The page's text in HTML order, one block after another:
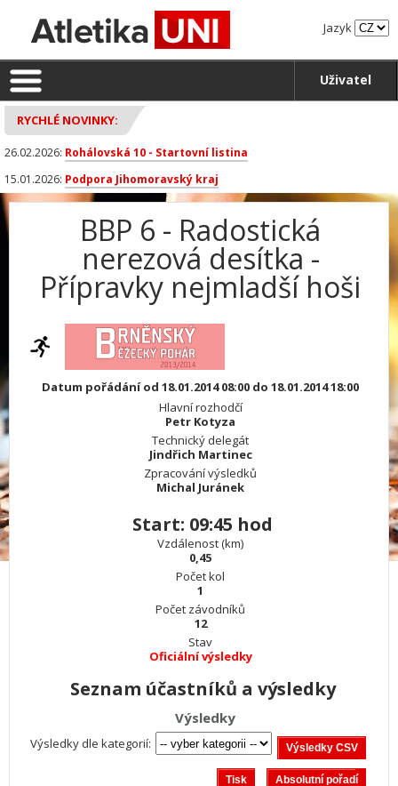
Jazyk
Uživatel
RYCHLÉ NOVINKY:
26.02.2026: Rohálovská 10 - Startovní listina
15.01.2026: Podpora Jihomoravský kraj
BBP 6 - Radostická
nerezová desítka -
Přípravky nejmladší hoši
Datum pořádání od 18.01.2014 08:00 do 18.01.2014 18:00
Hlavní rozhodčí
Petr Kotyza
Technický delegát
Jindřich Martinec
Zpracování výsledků
Michal Juránek
Start: 09:45 hod
Vzdálenost (km)
0,45
Počet kol
1
Počet závodníků
12
Stav
Oficiální výsledky
Seznam účastníků a výsledky
Výsledky
Výsledky dle kategorií: